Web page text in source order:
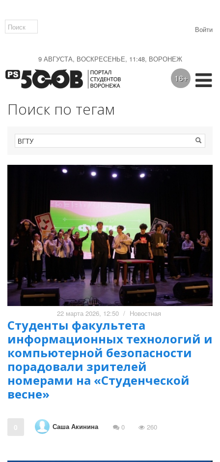
9 АВГУСТА, ВОСКРЕСЕНЬЕ, 11:48, ВОРОНЕЖ
Войти
16+
Поиск по тегам
22 марта 2026, 12:50 / Новостная
Студенты факультета
информационных технологий и
компьютерной безопасности
порадовали зрителей
номерами на «Студенческой
весне»
0 Саша Акинина 0 260